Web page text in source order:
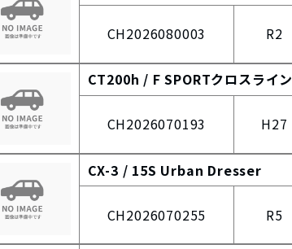
CH2026080003 R2
CT200h / F SPORTクロスライン
CH2026070193 H27
CX-3 / 15S Urban Dresser
CH2026070255 R5